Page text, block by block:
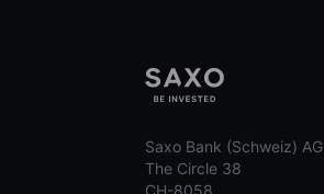
Saxo Bank (Schweiz) AG
The Circle 38